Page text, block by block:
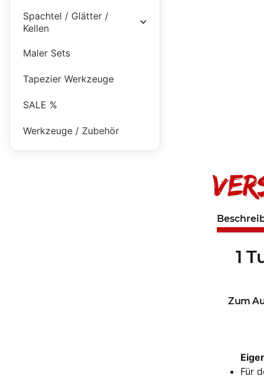
1
Zum
Für
Spachtel / Glätter /
Kellen
Maler Sets
Tapezier Werkzeuge
SALE %
Werkzeuge / Zubehör